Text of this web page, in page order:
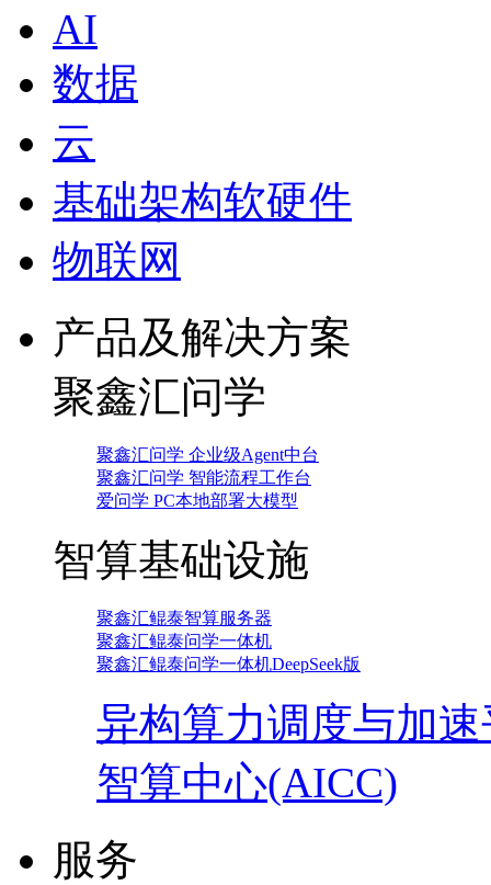
AI
数据
云
基础架构软硬件
物联网
产品及解决方案
聚鑫汇问学
聚鑫汇问学 企业级Agent中台
聚鑫汇问学 智能流程工作台
爱问学 PC本地部署大模型
智算基础设施
聚鑫汇鲲泰智算服务器
聚鑫汇鲲泰问学一体机
聚鑫汇鲲泰问学一体机DeepSeek版
异构算力调度与加
智算中心(AICC)
服务